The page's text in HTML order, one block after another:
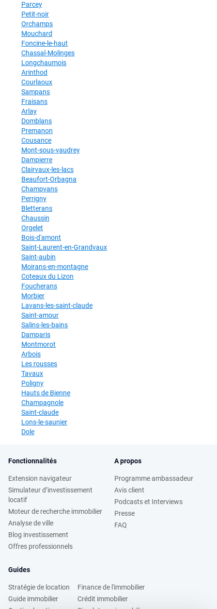
Parcey
Petit-noir
Orchamps
Mouchard
Foncine-le-haut
Chassal-Molinges
Longchaumois
Arinthod
Courlaoux
Sampans
Fraisans
Arlay
Domblans
Premanon
Cousance
Mont-sous-vaudrey
Dampierre
Clairvaux-les-lacs
Beaufort-Orbagna
Champvans
Perrigny
Bletterans
Chaussin
Orgelet
Bois-d'amont
Saint-Laurent-en-Grandvaux
Saint-aubin
Moirans-en-montagne
Coteaux du Lizon
Foucherans
Morbier
Lavans-les-saint-claude
Saint-amour
Salins-les-bains
Damparis
Montmorot
Arbois
Les rousses
Tavaux
Poligny
Hauts de Bienne
Champagnole
Saint-claude
Lons-le-saunier
Dole
Fonctionnalités
Extension navigateur
Simulateur d’investissement
locatif
Moteur de recherche immobilier
Analyse de ville
Blog investissement
Offres professionnels
A propos
Programme ambassadeur
Avis client
Podcasts et Interviews
Presse
FAQ
Guides
Stratégie de location
Guide immobilier
Finance de l'immobilier
Crédit immobilier